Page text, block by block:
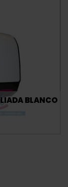
BLANCO